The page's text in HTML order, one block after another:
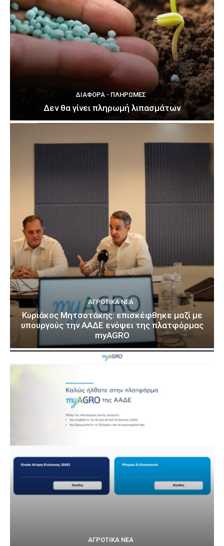
ΔΙΆΦΟΡΑ - ΠΛΗΡΩΜΈΣ
Δεν θα γίνει πληρωμή λιπασμάτων
ΑΓΡΟΤΙΚΆ ΝΈΑ
Κυριάκος Μητσοτάκης: επισκέφθηκε μαζί με
υπουργούς την ΑΑΔΕ ενόψει της πλατφόρμας
myAGRO
ΑΓΡΟΤΙΚΆ ΝΈΑ